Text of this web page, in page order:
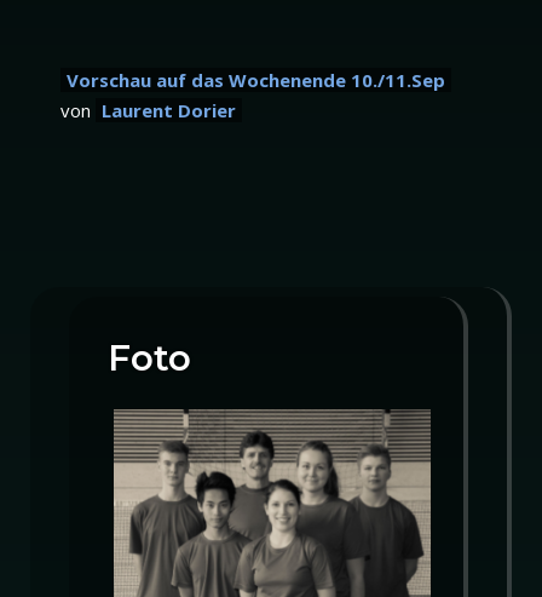
Vorschau auf das Wochenende 10./11.Sep
von Laurent Dorier
Foto